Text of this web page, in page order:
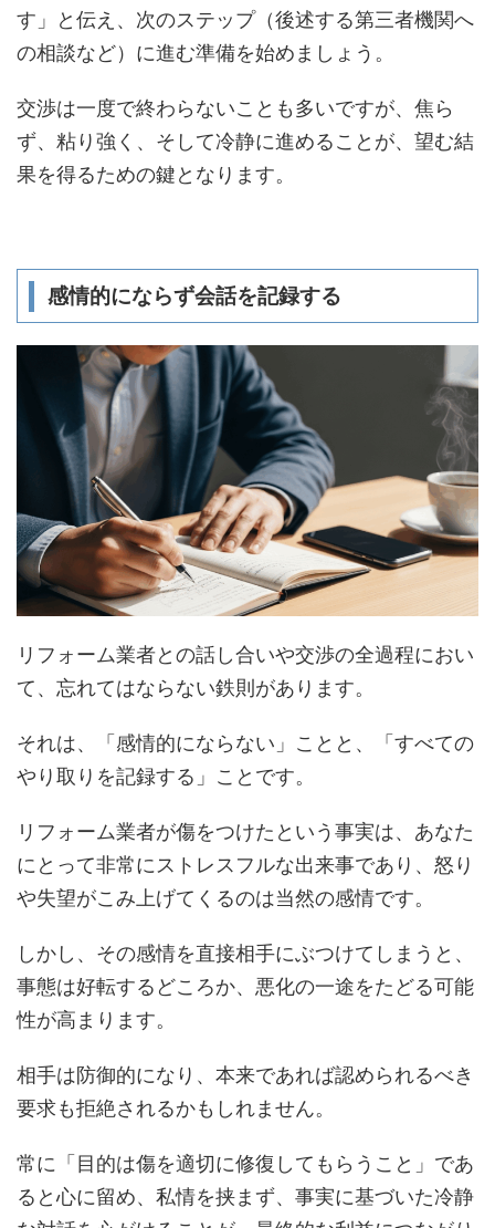
す」と伝え、次のステップ（後述する第三者機関へ
の相談など）に進む準備を始めましょう。
交渉は一度で終わらないことも多いですが、焦ら
ず、粘り強く、そして冷静に進めることが、望む結
果を得るための鍵となります。
感情的にならず会話を記録する
リフォーム業者との話し合いや交渉の全過程におい
て、忘れてはならない鉄則があります。
それは、「感情的にならない」ことと、「すべての
やり取りを記録する」ことです。
リフォーム業者が傷をつけたという事実は、あなた
にとって非常にストレスフルな出来事であり、怒り
や失望がこみ上げてくるのは当然の感情です。
しかし、その感情を直接相手にぶつけてしまうと、
事態は好転するどころか、悪化の一途をたどる可能
性が高まります。
相手は防御的になり、本来であれば認められるべき
要求も拒絶されるかもしれません。
常に「目的は傷を適切に修復してもらうこと」であ
ると心に留め、私情を挟まず、事実に基づいた冷静